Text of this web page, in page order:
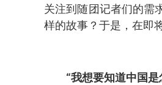
关注到随团记者们的需
样的故事？于是，在即
“我想要知道中国是